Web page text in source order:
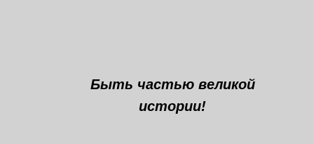
Быть частью великой
истории!